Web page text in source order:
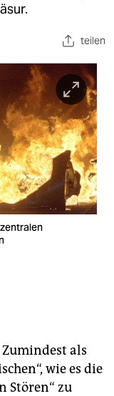
teilen
als
wie es die
Stören“ zu